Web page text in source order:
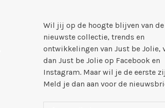
Wil jij op de hoogte blijven van de
nieuwste collectie, trends en
ontwikkelingen van Just be Jolie,
dan Just be Jolie op Facebook en
Instagram. Maar wil je de eerste
Meld je dan aan voor de